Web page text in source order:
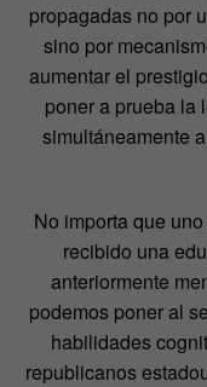
propagadas no por
sino por
aumentar el
poner a prueba la
simultáneamente
No importa que
recibido una
anteriormente
podemos poner al
habilidades
republicanos